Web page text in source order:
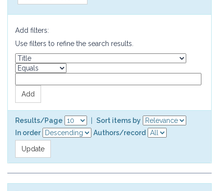
Add filters:
Use filters to refine the search results.
Results/Page
Sort items by
In order
Authors/record